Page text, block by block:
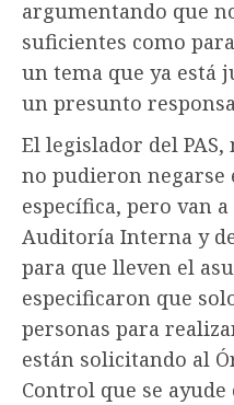
argumentando que
suficientes como
un tema que ya está
un presunto
El legislador del
no pudieron negarse
específica, pero van
Auditoría Interna y
para que lleven el
especificaron que
personas para
están solicitando al
Control que se